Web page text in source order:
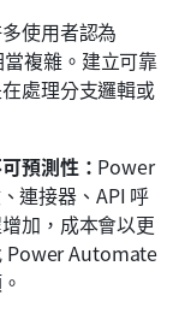
使用者認為
複雜。建立可靠
處理分支邏輯或
預測性： Power
連接器、API 呼
加，成本會以更
Power Automate